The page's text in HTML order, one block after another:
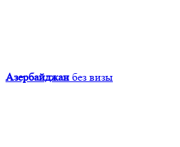
Азербайджан без визы